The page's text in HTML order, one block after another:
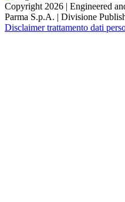
Copyright 2026 | Engineered
Parma S.p.A. | Divisione
Disclaimer trattamento dati